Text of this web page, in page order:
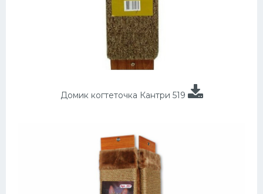
Домик когтеточка Кантри 519